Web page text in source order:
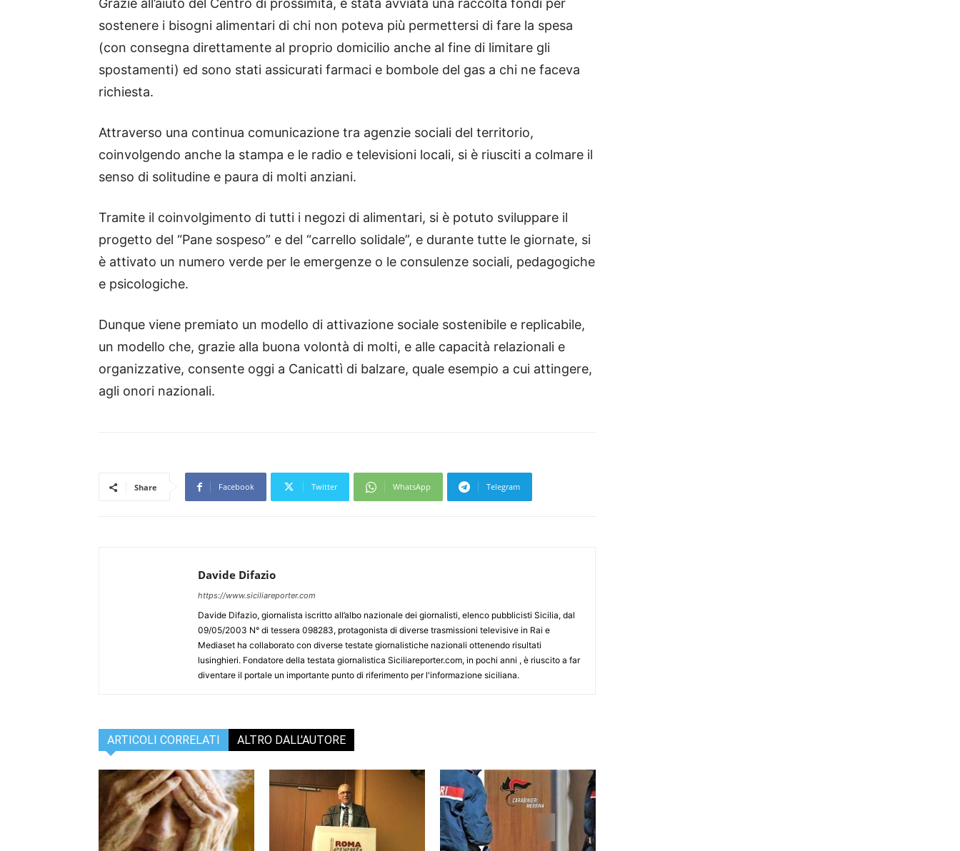
Grazie all’aiuto del Centro di prossimità, è stata avviata una raccolta fondi per
sostenere i bisogni alimentari di chi non poteva più permettersi di fare la spesa
(con consegna direttamente al proprio domicilio anche al fine di limitare gli
spostamenti) ed sono stati assicurati farmaci e bombole del gas a chi ne faceva
richiesta.
Attraverso una continua comunicazione tra agenzie sociali del territorio,
coinvolgendo anche la stampa e le radio e televisioni locali, si è riusciti a colmare il
senso di solitudine e paura di molti anziani.
Tramite il coinvolgimento di tutti i negozi di alimentari, si è potuto sviluppare il
progetto del “Pane sospeso” e del “carrello solidale”, e durante tutte le giornate, si
è attivato un numero verde per le emergenze o le consulenze sociali, pedagogiche
e psicologiche.
Dunque viene premiato un modello di attivazione sociale sostenibile e replicabile,
un modello che, grazie alla buona volontà di molti, e alle capacità relazionali e
organizzative, consente oggi a Canicattì di balzare, quale esempio a cui attingere,
agli onori nazionali.
Share Facebook Twitter WhatsApp Telegram
Davide Difazio
https://www.siciliareporter.com
Davide Difazio, giornalista iscritto all’albo nazionale dei giornalisti, elenco pubblicisti Sicilia, dal
09/05/2003 N° di tessera 098283, protagonista di diverse trasmissioni televisive in Rai e
Mediaset ha collaborato con diverse testate giornalistiche nazionali ottenendo risultati
lusinghieri. Fondatore della testata giornalistica Siciliareporter.com, in pochi anni , è riuscito a far
diventare il portale un importante punto di riferimento per l'informazione siciliana.
ARTICOLI CORRELATI ALTRO DALL'AUTORE